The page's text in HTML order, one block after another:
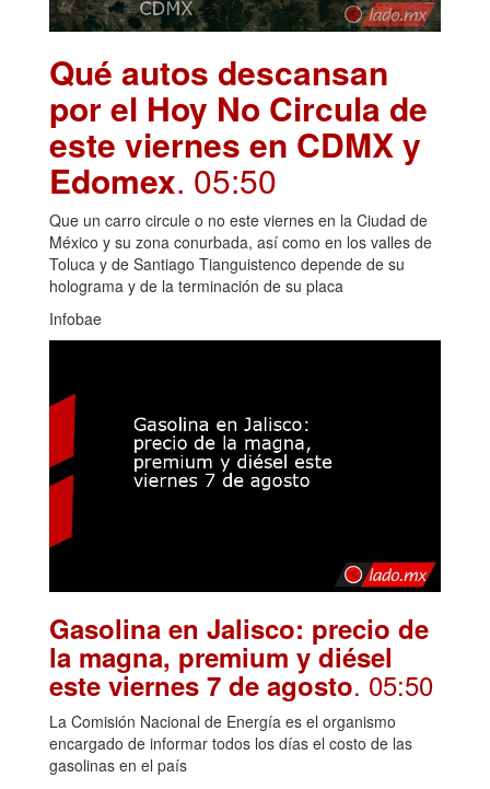
Qué autos descansan
por el Hoy No Circula de
este viernes en CDMX y
Edomex. 05:50
Que un carro circule o no este viernes en la Ciudad de
México y su zona conurbada, así como en los valles de
Toluca y de Santiago Tianguistenco depende de su
holograma y de la terminación de su placa
Infobae
Gasolina en Jalisco: precio de
la magna, premium y diésel
este viernes 7 de agosto. 05:50
La Comisión Nacional de Energía es el organismo
encargado de informar todos los días el costo de las
gasolinas en el país